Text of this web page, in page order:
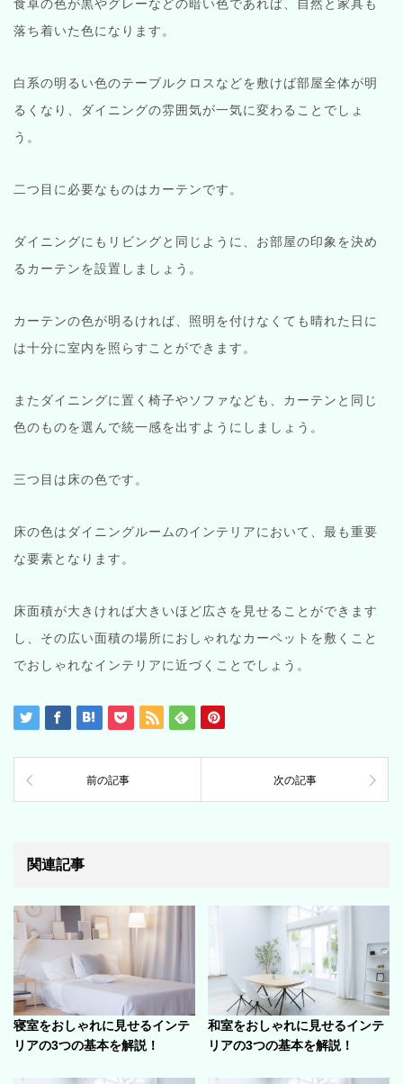
食卓の色が黒やグレーなどの暗い色であれば、自然と家具も
落ち着いた色になります。
白系の明るい色のテーブルクロスなどを敷けば部屋全体が明
るくなり、ダイニングの雰囲気が一気に変わることでしょ
う。
二つ目に必要なものはカーテンです。
ダイニングにもリビングと同じように、お部屋の印象を決め
るカーテンを設置しましょう。
カーテンの色が明るければ、照明を付けなくても晴れた日に
は十分に室内を照らすことができます。
またダイニングに置く椅子やソファなども、カーテンと同じ
色のものを選んで統一感を出すようにしましょう。
三つ目は床の色です。
床の色はダイニングルームのインテリアにおいて、最も重要
な要素となります。
床面積が大きければ大きいほど広さを見せることができます
し、その広い面積の場所におしゃれなカーペットを敷くこと
でおしゃれなインテリアに近づくことでしょう。
前の記事 次の記事
関連記事
寝室をおしゃれに見せるインテ
リアの3つの基本を解説！
和室をおしゃれに見せるインテ
リアの3つの基本を解説！